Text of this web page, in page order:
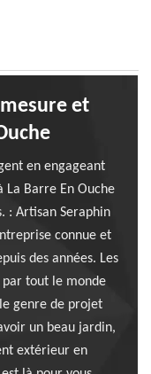
et
en engageant
La Barre En Ouche
: Artisan Seraphin
connue et
des années. Les
par tout le monde
genre de projet
un beau jardin,
extérieur en